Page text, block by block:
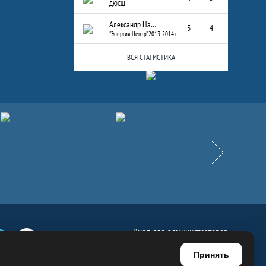
ДЮСШ
Александр Назаров 3 4
"Энергия-Центр" 2013-2014 г.р.
ВСЯ СТАТИСТИКА
Вперёд
Вход для администраторов
Регистрация для администраторов
Принять